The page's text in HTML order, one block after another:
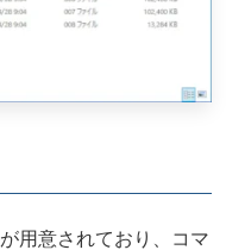
用意されており、コマ